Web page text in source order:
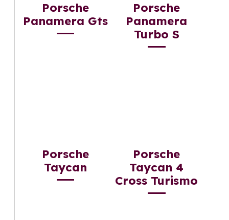
Porsche
Panamera Gts
Porsche
Panamera
Turbo S
Porsche
Taycan
Porsche
Taycan 4
Cross Turismo